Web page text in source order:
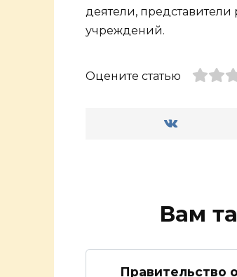
деятели, представители
учреждений.
Оцените статью
Вам
Правительство